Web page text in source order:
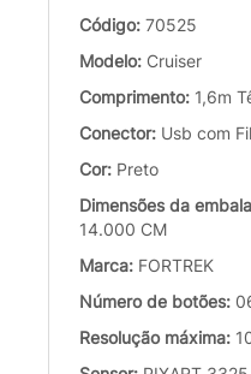
Código: 70525
Modelo: Cruiser
Comprimento: 1,6m
Conector: Usb com
Cor: Preto
Dimensões da
14.000 CM
Marca: FORTREK
Número de botões:
Resolução máxima: